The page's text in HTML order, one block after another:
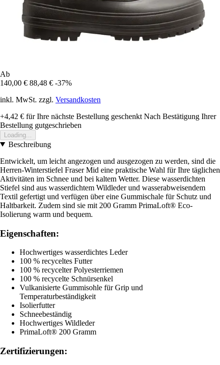
Ab
140,00 € 88,48 € -37%
inkl. MwSt. zzgl. Versandkosten
+4,42 € für Ihre nächste Bestellung geschenkt Nach Bestätigung Ihrer
Bestellung gutgeschrieben
Loading...
Beschreibung
Entwickelt, um leicht angezogen und ausgezogen zu werden, sind die
Herren-Winterstiefel Fraser Mid eine praktische Wahl für Ihre täglichen
Aktivitäten im Schnee und bei kaltem Wetter. Diese wasserdichten
Stiefel sind aus wasserdichtem Wildleder und wasserabweisendem
Textil gefertigt und verfügen über eine Gummischale für Schutz und
Haltbarkeit. Zudem sind sie mit 200 Gramm PrimaLoft® Eco-
Isolierung warm und bequem.
Eigenschaften:
Hochwertiges wasserdichtes Leder
100 % recyceltes Futter
100 % recycelter Polyesterriemen
100 % recycelte Schnürsenkel
Vulkanisierte Gummisohle für Grip und
Temperaturbeständigkeit
Isolierfutter
Schneebeständig
Hochwertiges Wildleder
PrimaLoft® 200 Gramm
Zertifizierungen: